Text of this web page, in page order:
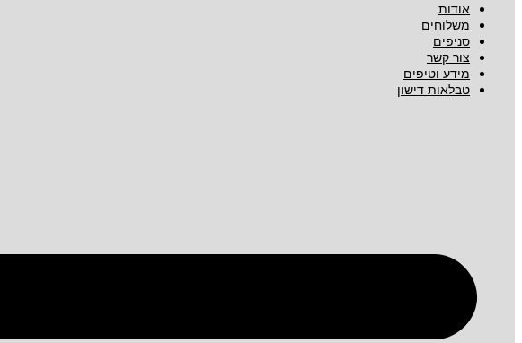
אודות
משלוחים
סניפים
צור קשר
מידע וטיפים
טבלאות דישון